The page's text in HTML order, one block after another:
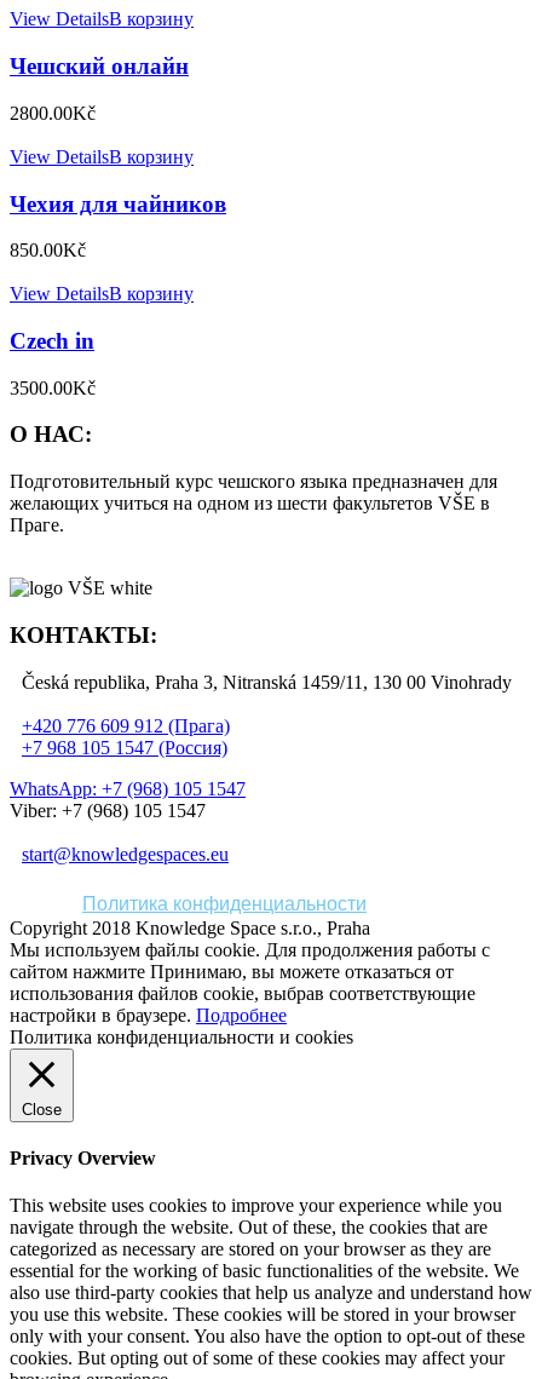
View DetailsВ корзину
Чешский онлайн
2800.00Kč
View DetailsВ корзину
Чехия для чайников
850.00Kč
View DetailsВ корзину
Czech in
3500.00Kč
О НАС:
Подготовительный курс чешского языка предназначен для
желающих учиться на одном из шести факультетов VŠE в
Праге.
КОНТАКТЫ:
Česká republika, Praha 3, Nitranská 1459/11, 130 00 Vinohrady
+420 776 609 912 (Прага)
+7 968 105 1547 (Россия)
WhatsApp: +7 (968) 105 1547
Viber: +7 (968) 105 1547
start@knowledgespaces.eu
Политика конфиденциальности
Copyright 2018 Knowledge Space s.r.o., Praha
Мы используем файлы cookie. Для продолжения работы с
сайтом нажмите Принимаю, вы можете отказаться от
использования файлов cookie, выбрав соответствующие
настройки в браузере. Подробнее
Политика конфиденциальности и cookies
Close
Privacy Overview
This website uses cookies to improve your experience while you
navigate through the website. Out of these, the cookies that are
categorized as necessary are stored on your browser as they are
essential for the working of basic functionalities of the website. We
also use third-party cookies that help us analyze and understand how
you use this website. These cookies will be stored in your browser
only with your consent. You also have the option to opt-out of these
cookies. But opting out of some of these cookies may affect your